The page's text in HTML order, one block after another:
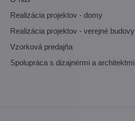
Realizácia projektov - domy
Realizácia projektov - verejné budovy
Vzorková predajňa
Spolupráca s dizajnérmi a architektmi